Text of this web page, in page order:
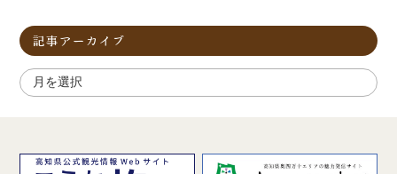
記事アーカイブ
ア
ー